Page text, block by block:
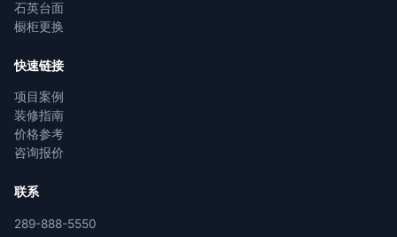
石英台面
橱柜更换
快速链接
项目案例
装修指南
价格参考
咨询报价
联系
289-888-5550